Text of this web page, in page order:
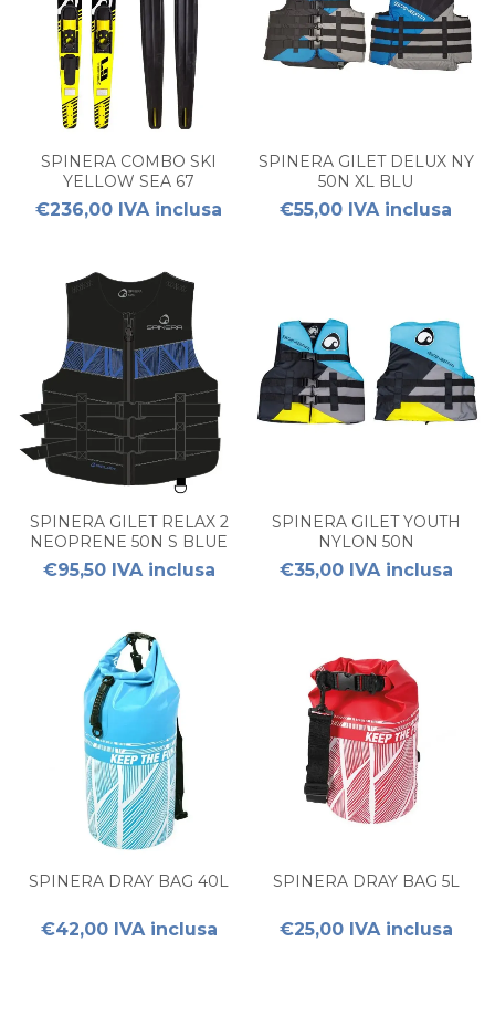
SPINERA COMBO SKI
YELLOW SEA 67
€236,00 IVA inclusa
SPINERA GILET DELUX NY
50N XL BLU
€55,00 IVA inclusa
SPINERA GILET RELAX 2
NEOPRENE 50N S BLUE
€95,50 IVA inclusa
SPINERA GILET YOUTH
NYLON 50N
€35,00 IVA inclusa
SPINERA DRAY BAG 40L
€42,00 IVA inclusa
SPINERA DRAY BAG 5L
€25,00 IVA inclusa